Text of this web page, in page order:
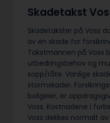
Skadetakst
Skadetakster på Voss
av en skade for
Takstmannen på Voss
utbedringsbehov og
sopp/råte. Vanlige
stormskader.
boligeier, er
Voss. Kostnadene i
Voss dekkes normalt